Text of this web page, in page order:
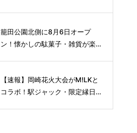
籠田公園北側に8月6日オープ
ン！懐かしの駄菓子・雑貨が楽し
【速報】岡崎花火大会がM!LKと
コラボ！駅ジャック・限定縁日な